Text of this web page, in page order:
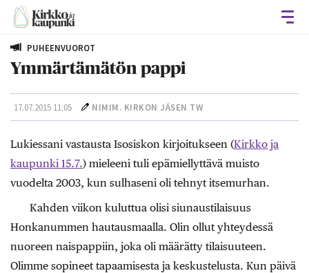
PUHEENVUOROT
Ymmärtämätön pappi
17.07.2015 11:05 NIMIM. KIRKON JÄSEN TW
Lukiessani vastausta Isosiskon kirjoitukseen (Kirkko ja
kaupunki 15.7.) mieleeni tuli epämiellyttävä muisto
vuodelta 2003, kun sulhaseni oli tehnyt itsemurhan.
Kahden viikon kuluttua olisi siunaustilaisuus
Honkanummen hautausmaalla. Olin ollut yhteydessä
nuoreen naispappiin, joka oli määrätty tilaisuuteen.
Olimme sopineet tapaamisesta ja keskustelusta. Kun päivä